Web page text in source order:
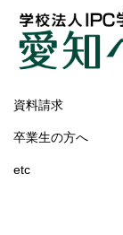
資料請求
卒業生の方へ
etc